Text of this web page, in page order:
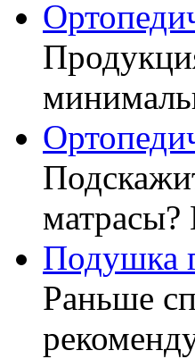
матрасы?
Подушка
Раньше